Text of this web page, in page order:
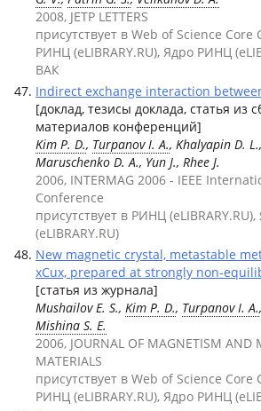
2008, JETP LETTERS
присутствует в Web of Science Core
РИНЦ (eLIBRARY.RU), Ядро РИНЦ
ВАК
Indirect exchange interaction
[доклад, тезисы доклада, статья из
материалов конференций]
Kim P. D., Turpanov I. A., Khalyapin D.
Maruschenko D. A., Yun J., Rhee J.
2006, INTERMAG 2006 - IEEE
Conference
присутствует в РИНЦ
(eLIBRARY.RU)
New magnetic crystal, metastable
xCux, prepared at strongly non-
[статья из журнала]
Mushailov E. S., Kim P. D., Turpanov I. A.,
Mishina S. E.
2006, JOURNAL OF MAGNETISM AND
MATERIALS
присутствует в Web of Science Core
РИНЦ (eLIBRARY.RU), Ядро РИНЦ